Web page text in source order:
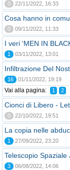
0 22/11/2022, 16:33
Cosa hanno in
0 09/11/2022, 11:33
I veri ‘MEN IN
1 03/11/2022, 13:01
Infiltrazione Del
16 01/11/2022, 19:19
Vai alla pagina: 1 2
Cionci di Libero -
0 22/10/2022, 19:51
La copia nelle
1 27/09/2022, 23:20
Telescopio Spaziale
3 06/08/2022, 14:06